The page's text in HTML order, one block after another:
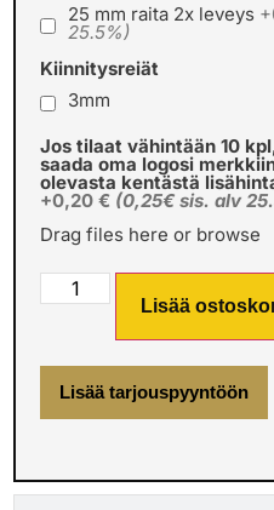
25 mm raita 2x leveys
25.5%)
Kiinnitysreiät
3mm
Jos tilaat vähintään 10
saada oma logosi
olevasta kentästä
+0,20 € (0,25€ sis. alv
Drag files here or browse
Lisää
Lisää tarjouspyyntöön